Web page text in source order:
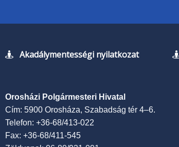
Akadálymentességi nyilatkozat
Orosházi Polgármesteri Hivatal
Cím: 5900 Orosháza, Szabadság tér 4–6.
Telefon: +36-68/413-022
Fax: +36-68/411-545